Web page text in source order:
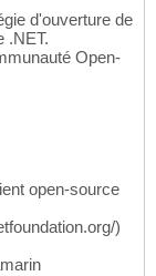
d'ouverture de
.NET.
Open-
open-source
)